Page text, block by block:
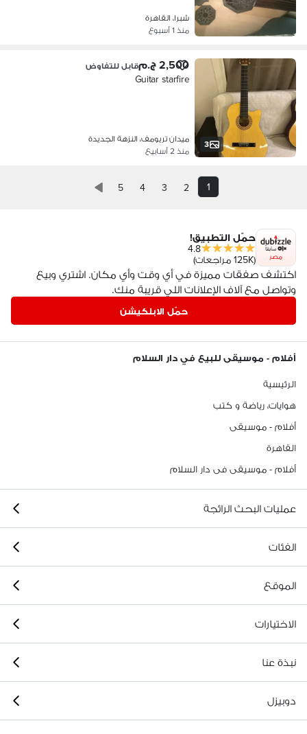
شبرا، القاهرة
منذ 1 أسبوع
3
2,500 ج.م قابل للتفاوض
Guitar starfire
ميدان تريومف، النزهة الجديدة
منذ 2 أسابيع
1
2
3
4
5
مصر
حمّل التطبيق!
4.8
(125K مراجعات)
اكتشف صفقات مميزة في أي وقت وأي مكان. اشتري وبيع
وتواصل مع آلاف الإعلانات اللي قريبة منك.
حمّل الابلكيشن
أفلام - موسيقى للبيع في دار السلام
الرئيسية
هوايات، رياضة و كتب
أفلام - موسيقى
القاهرة
أفلام - موسيقى فى دار السلام
عمليات البحث الرائجة
الفئات
الموقع
الاختيارات
نبذة عنا
دوبيزل